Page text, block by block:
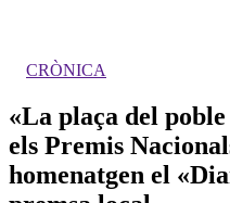
CRÒNICA
«La plaça del
els Premis
homenatgen el